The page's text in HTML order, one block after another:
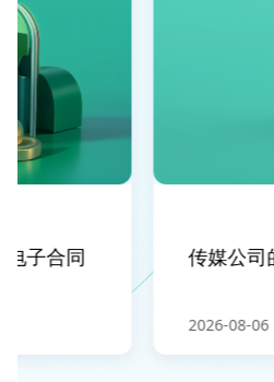
合同 传媒公司
2026-08-06